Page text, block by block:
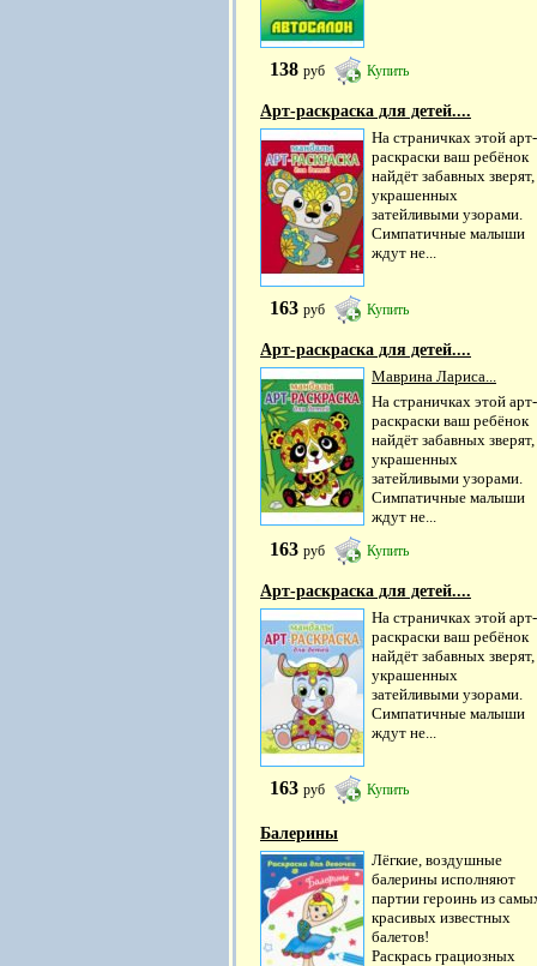
138 руб Купить
Арт-раскраска для детей....
На страничках этой арт-
раскраски ваш ребёнок
найдёт забавных зверят,
украшенных
затейливыми узорами.
Симпатичные малыши
ждут не...
163 руб Купить
Арт-раскраска для детей....
Маврина Лариса...
На страничках этой арт-
раскраски ваш ребёнок
найдёт забавных зверят,
украшенных
затейливыми узорами.
Симпатичные малыши
ждут не...
163 руб Купить
Арт-раскраска для детей....
На страничках этой арт-
раскраски ваш ребёнок
найдёт забавных зверят,
украшенных
затейливыми узорами.
Симпатичные малыши
ждут не...
163 руб Купить
Балерины
Лёгкие, воздушные
балерины исполняют
партии героинь из
красивых известных
балетов!
Раскрась грациозных